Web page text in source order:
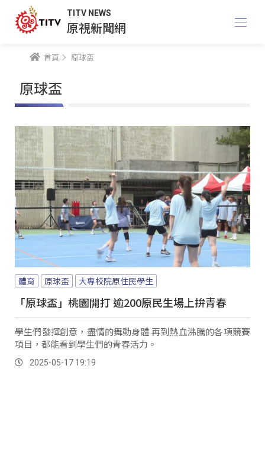
TITV NEWS
原視新聞網
首頁 原球盃
原球盃
體育 原球盃 大專校院原住民學生
「原球盃」桃園開打 逾200原民生場上拚青春
學生們發揮創意，盡情的舞動身體 再到熱血沸騰的各項競賽
項目，都能看到學生們的青春活力。
2025-05-17 19:19